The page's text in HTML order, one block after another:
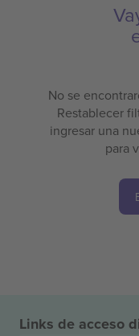
No se
Restablecer
ingresar una
para
Links de acceso